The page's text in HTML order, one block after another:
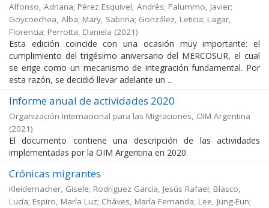
Alfonso, Adriana; Pérez Esquivel, Andrés; Palummo, Javier;
Goycoechea, Alba; Mary, Sabrina; González, Leticia; Lagar,
Florencia; Perrotta, Daniela (2021)
Esta edición coincide con una ocasión muy importante: el
cumplimiento del trigésimo aniversario del MERCOSUR, el cual
se erige como un mecanismo de integración fundamental. Por
esta razón, se decidió llevar adelante un ...
Informe anual de actividades 2020
Organización Internacional para las Migraciones, OIM Argentina
(2021)
El documento contiene una descripción de las actividades
implementadas por la OIM Argentina en 2020.
Crónicas migrantes
Kleidemacher, Gisele; Rodríguez García, Jesús Rafael; Blasco,
Lucía; Espiro, María Luz; Cháves, María Fernanda; Lee, Jung-Eun;